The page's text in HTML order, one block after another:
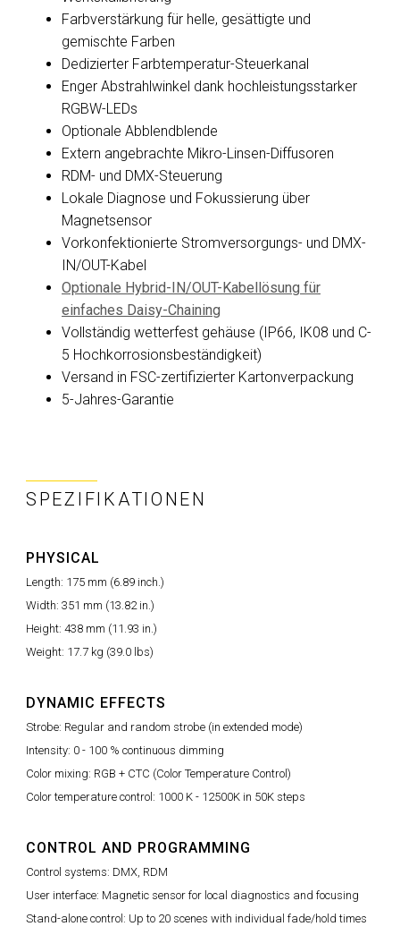
Farbverstärkung für helle, gesättigte und
gemischte Farben
Dedizierter Farbtemperatur-Steuerkanal
Enger Abstrahlwinkel dank hochleistungsstarker
RGBW-LEDs
Optionale Abblendblende
Extern angebrachte Mikro-Linsen-Diffusoren
RDM- und DMX-Steuerung
Lokale Diagnose und Fokussierung über
Magnetsensor
Vorkonfektionierte Stromversorgungs- und DMX-
IN/OUT-Kabel
Optionale Hybrid-IN/OUT-Kabellösung für
einfaches Daisy-Chaining
Vollständig wetterfest gehäuse (IP66, IK08 und C-
5 Hochkorrosionsbeständigkeit)
Versand in FSC-zertifizierter Kartonverpackung
5-Jahres-Garantie
SPEZIFIKATIONEN
PHYSICAL
Length: 175 mm (6.89 inch.)
Width: 351 mm (13.82 in.)
Height: 438 mm (11.93 in.)
Weight: 17.7 kg (39.0 lbs)
DYNAMIC EFFECTS
Strobe: Regular and random strobe (in extended mode)
Intensity: 0 - 100 % continuous dimming
Color mixing: RGB + CTC (Color Temperature Control)
Color temperature control: 1000 K - 12500K in 50K steps
CONTROL AND PROGRAMMING
Control systems: DMX, RDM
User interface: Magnetic sensor for local diagnostics and focusing
Stand-alone control: Up to 20 scenes with individual fade/hold times